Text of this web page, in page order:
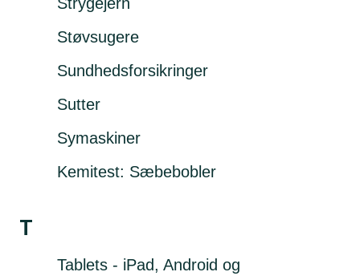
Støvsugere
Sundhedsforsikringer
Sutter
Symaskiner
Kemitest: Sæbebobler
T
Tablets - iPad, Android og